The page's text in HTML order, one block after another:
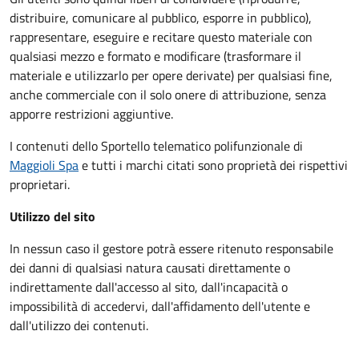
distribuire, comunicare al pubblico, esporre in pubblico),
rappresentare, eseguire e recitare questo materiale con
qualsiasi mezzo e formato e modificare (trasformare il
materiale e utilizzarlo per opere derivate) per qualsiasi fine,
anche commerciale con il solo onere di attribuzione, senza
apporre restrizioni aggiuntive.
I contenuti dello Sportello telematico polifunzionaledi
Maggioli Spae tutti i marchi citati sono proprietà dei rispettivi
proprietari.
Utilizzo del sito
In nessun caso il gestore potrà essere ritenuto responsabile
dei danni di qualsiasi natura causati direttamente o
indirettamente dall'accesso al sito, dall'incapacità o
impossibilità di accedervi, dall'affidamento dell'utente e
dall'utilizzo dei contenuti.